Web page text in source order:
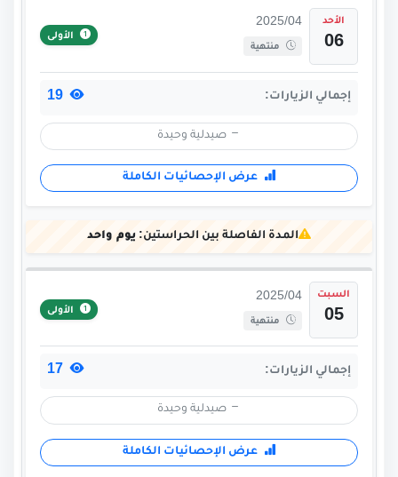
الأحد
06
2025/04
منتهية
الأولى
إجمالي الزيارات:
صيدلية وحيدة
عرض الإحصائيات الكاملة
المدة الفاصلة بين الحراستين: يوم واحد
السبت
05
2025/04
منتهية
الأولى
إجمالي الزيارات:
صيدلية وحيدة
عرض الإحصائيات الكاملة